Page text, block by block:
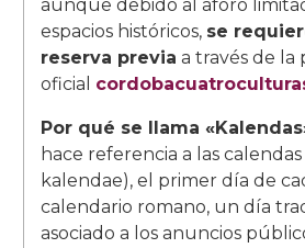
aunque debido al aforo
espacios históricos, se
reserva previa a través de la
oficial
Por qué se llama
hace referencia a las
kalendae), el primer día de
calendario romano, un día
asociado a los anuncios